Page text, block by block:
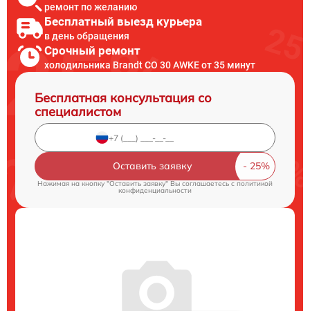
ремонт по желанию
Бесплатный выезд курьера
в день обращения
Срочный ремонт
холодильника Brandt CO 30 AWKE от 35 минут
Бесплатная консультация со
специалистом
Оставить заявку
Нажимая на кнопку "Оставить заявку" Вы соглашаетесь c политикой
конфиденциальности